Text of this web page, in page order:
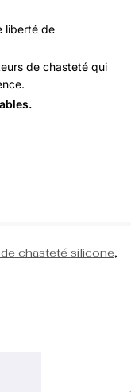
liberté de
de chasteté qui
chasteté silicone,